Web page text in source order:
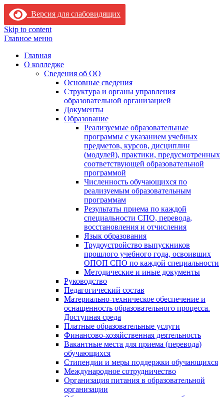
Версия для слабовидящих
Skip to content
Главное меню
Главная
О колледже
Сведения об ОО
Основные сведения
Структура и органы управления
образовательной организацией
Документы
Образование
Реализуемые образовательные
программы с указанием учебных
предметов, курсов, дисциплин
(модулей), практики, предусмотренных
соответствующей образовательной
программой
Численность обучающихся по
реализуемым образовательным
программам
Результаты приема по каждой
специальности СПО, перевода,
восстановления и отчисления
Язык образования
Трудоустройство выпускников
прошлого учебного года, освоивших
ОПОП СПО по каждой специальности
Методические и иные документы
Руководство
Педагогический состав
Материально-техническое обеспечение и
оснащенность образовательного процесса.
Доступная среда
Платные образовательные услуги
Финансово-хозяйственная деятельность
Вакантные места для приема (перевода)
обучающихся
Стипендии и меры поддержки обучающихся
Международное сотрудничество
Организация питания в образовательной
организации